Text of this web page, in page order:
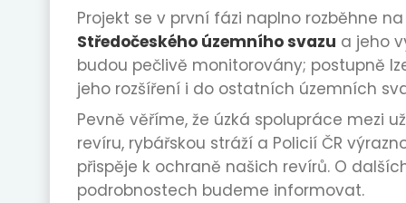
Projekt se v první fázi naplno rozběhne
Středočeského územního svazu a jeho
budou pečlivě monitorovány; postupně
jeho rozšíření i do ostatních územních
Pevně věříme, že úzká spolupráce mezi
revíru, rybářskou stráží a Policií ČR
přispěje k ochraně našich revírů. O
podrobnostech budeme informovat.